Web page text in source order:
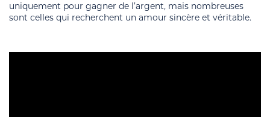
uniquement pour gagner de l’argent, mais nombreuses
sont celles qui recherchent un amour sincère et véritable.